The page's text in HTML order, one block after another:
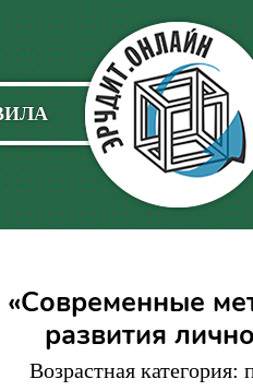
«Современные
развития
Возрастная категория: